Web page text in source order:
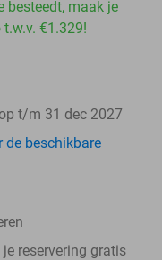
besteedt, maak je
€1.329!
t/m 31 dec 2027
de beschikbare
reservering gratis